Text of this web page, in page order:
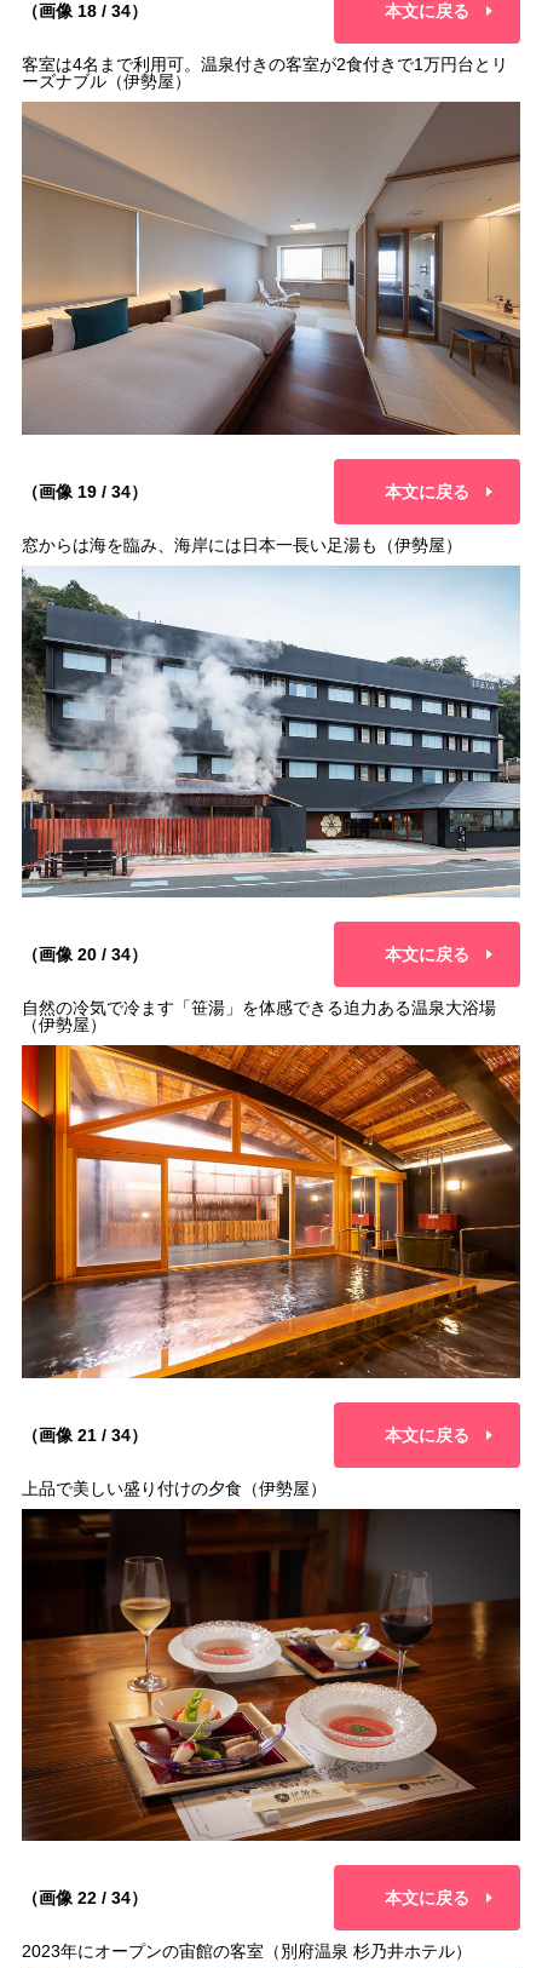
（画像 18 / 34） 本文に戻る
客室は4名まで利用可。温泉付きの客室が2食付きで1万円台とリ
ーズナブル（伊勢屋）
（画像 19 / 34） 本文に戻る
窓からは海を臨み、海岸には日本一長い足湯も（伊勢屋）
（画像 20 / 34） 本文に戻る
自然の冷気で冷ます「笹湯」を体感できる迫力ある温泉大浴場
（伊勢屋）
（画像 21 / 34） 本文に戻る
上品で美しい盛り付けの夕食（伊勢屋）
（画像 22 / 34） 本文に戻る
2023年にオープンの宙館の客室（別府温泉 杉乃井ホテル）